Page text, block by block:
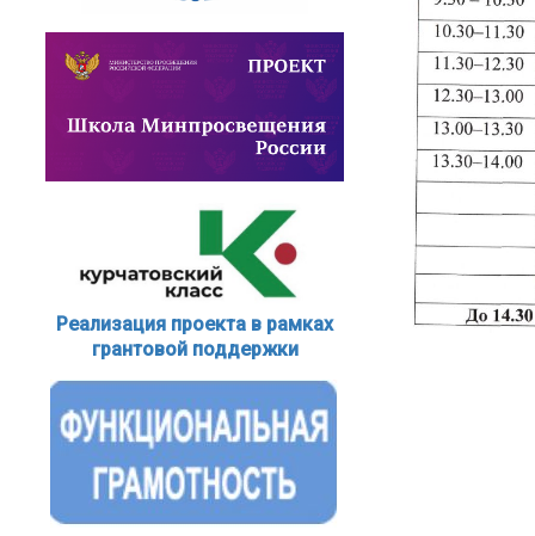
Реализация проекта в рамках
грантовой поддержки